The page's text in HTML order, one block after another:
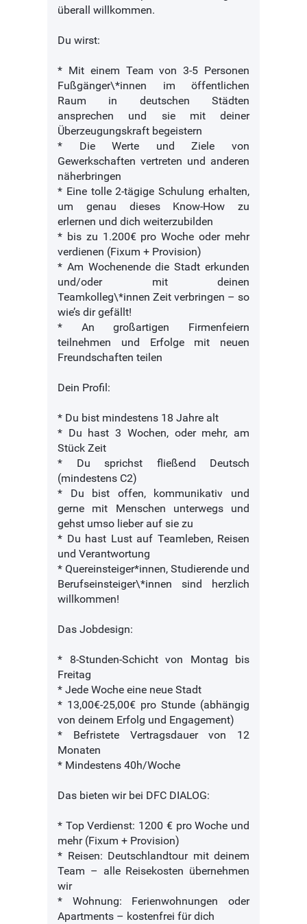
überall willkommen.
Du wirst:
* Mit einem Team von 3-5 Personen
Fußgänger\*innen im öffentlichen
Raum in deutschen Städten
ansprechen und sie mit deiner
Überzeugungskraft begeistern
* Die Werte und Ziele von
Gewerkschaften vertreten und anderen
näherbringen
* Eine tolle 2-tägige Schulung erhalten,
um genau dieses Know-How zu
erlernen und dich weiterzubilden
* bis zu 1.200€ pro Woche oder mehr
verdienen (Fixum + Provision)
* Am Wochenende die Stadt erkunden
und/oder mit deinen
Teamkolleg\*innen Zeit verbringen – so
wie’s dir gefällt!
* An großartigen Firmenfeiern
teilnehmen und Erfolge mit neuen
Freundschaften teilen
Dein Profil:
* Du bist mindestens 18 Jahre alt
* Du hast 3 Wochen, oder mehr, am
Stück Zeit
* Du sprichst fließend Deutsch
(mindestens C2)
* Du bist offen, kommunikativ und
gerne mit Menschen unterwegs und
gehst umso lieber auf sie zu
* Du hast Lust auf Teamleben, Reisen
und Verantwortung
* Quereinsteiger*innen, Studierende und
Berufseinsteiger\*innen sind herzlich
willkommen!
Das Jobdesign:
* 8-Stunden-Schicht von Montag bis
Freitag
* Jede Woche eine neue Stadt
* 13,00€-25,00€ pro Stunde (abhängig
von deinem Erfolg und Engagement)
* Befristete Vertragsdauer von 12
Monaten
* Mindestens 40h/Woche
Das bieten wir bei DFC DIALOG:
* Top Verdienst: 1200 € pro Woche und
mehr (Fixum + Provision)
* Reisen: Deutschlandtour mit deinem
Team – alle Reisekosten übernehmen
wir
* Wohnung: Ferienwohnungen oder
Apartments – kostenfrei für dich